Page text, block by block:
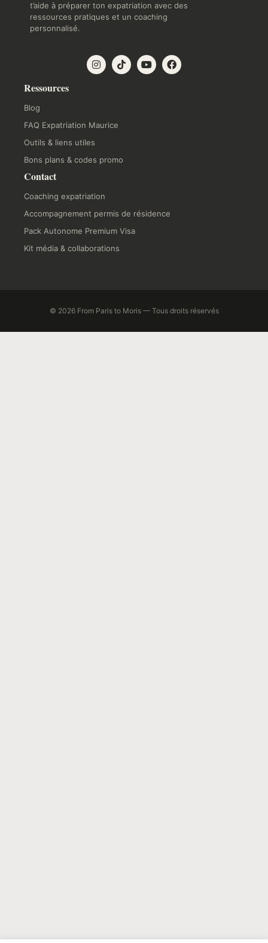
t’aide à préparer ton expatriation avec des
ressources pratiques et un coaching
personnalisé.
Ressources
Blog
FAQ Expatriation Maurice
Outils & liens utiles
Bons plans & codes promo
Contact
Coaching expatriation
Accompagnement permis de résidence
Pack Autonome Premium Visa
Kit média & collaborations
© 2026 From Paris to Moris — Tous droits réservés